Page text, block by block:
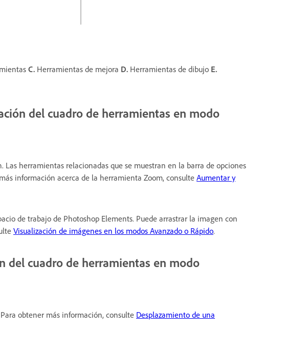
C. Herramientas de mejora D. Herramientas de dibujo E.
del cuadro de herramientas en modo
Las herramientas relacionadas que se muestran en la barra de opciones
información acerca de la herramienta Zoom, consulte Aumentar y
de trabajo de Photoshop Elements. Puede arrastrar la imagen con
Visualización de imágenes en los modos Avanzado o Rápido.
del cuadro de herramientas en modo
obtener más información, consulte Desplazamiento de una